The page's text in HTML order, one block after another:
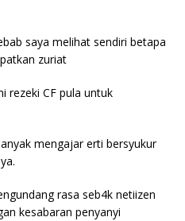
saya melihat sendiri betapa
zuriat
rezeki CF pula untuk
mengajar erti bersyukur
rasa seb4k netiizen
kesabaran penyanyi